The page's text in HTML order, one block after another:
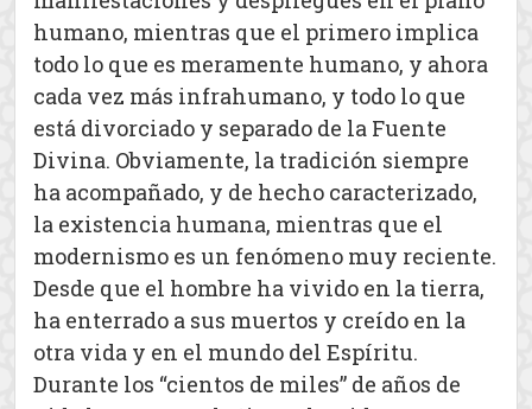
humano, mientras que el primero implica
todo lo que es meramente humano, y ahora
cada vez más infrahumano, y todo lo que
está divorciado y separado de la Fuente
Divina. Obviamente, la tradición siempre
ha acompañado, y de hecho caracterizado,
la existencia humana, mientras que el
modernismo es un fenómeno muy reciente.
Desde que el hombre ha vivido en la tierra,
ha enterrado a sus muertos y creído en la
otra vida y en el mundo del Espíritu.
Durante los “cientos de miles” de años de